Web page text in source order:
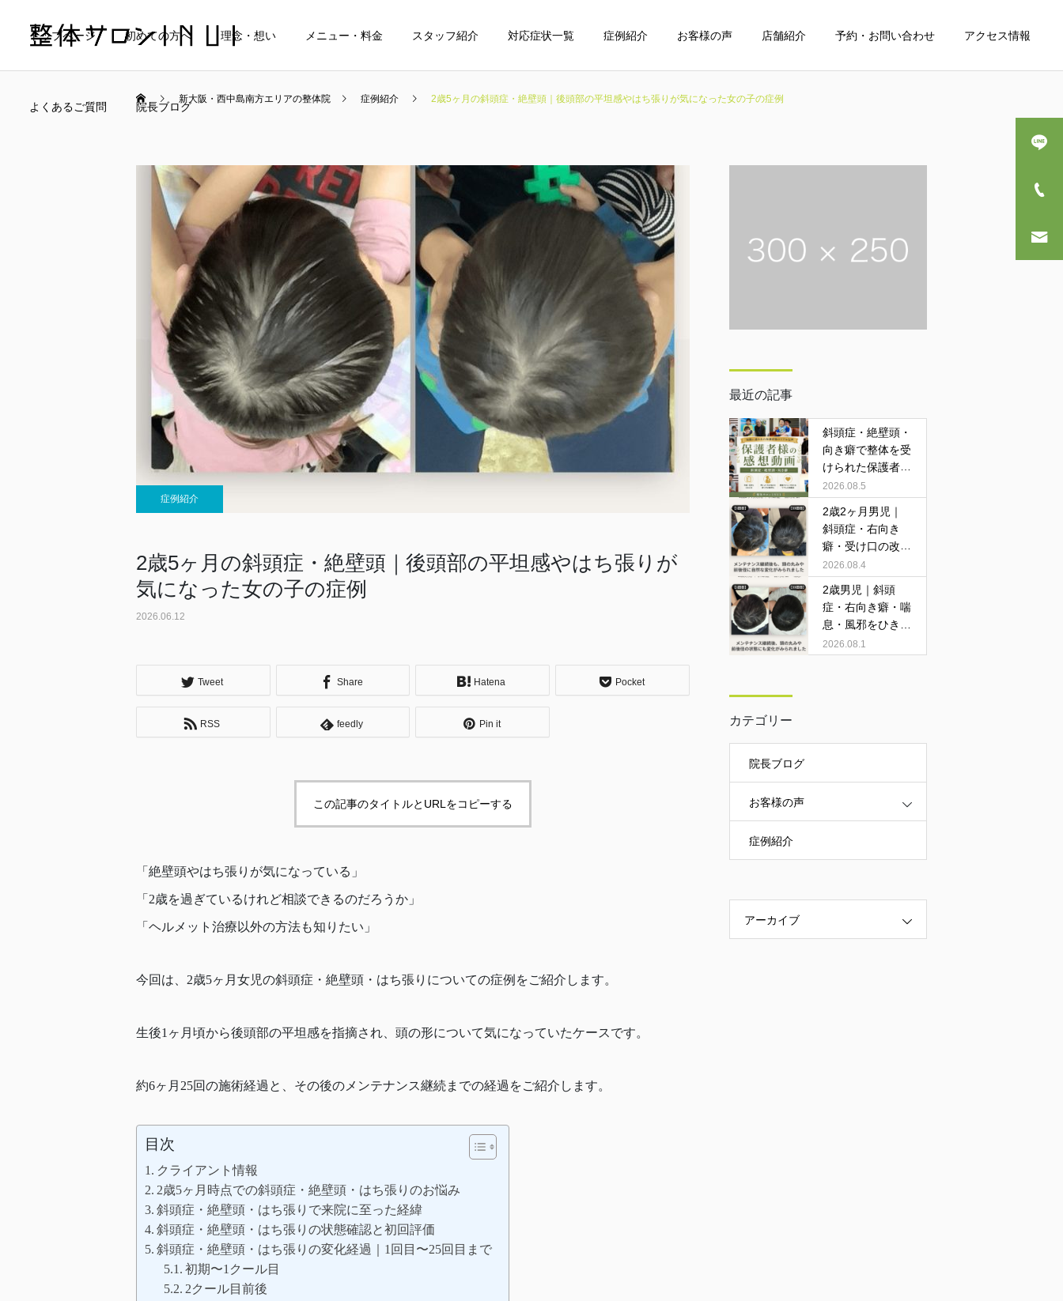
トップページ 初めての方へ 理念・想い メニュー・料金 スタッフ紹介 対応症状一覧 症例紹介 お客様の声 店舗紹介 予約・お問い合わせ アクセス情報
よくあるご質問 院長ブログ
当院の料金について 小児整体
マタニティケア
新大阪・西中島南方エリアの整体院 症例紹介 2歳5ヶ月の斜頭症・絶壁頭｜後頭部の平坦感やはち張りが気になった女の子の症例
症例紹介
2歳5ヶ月の斜頭症・絶壁頭｜後頭部の平坦感やはち張りが
気になった女の子の症例
2026.06.12
Tweet Share Hatena Pocket
RSS feedly Pin it
この記事のタイトルとURLをコピーする
「絶壁頭やはち張りが気になっている」
「2歳を過ぎているけれど相談できるのだろうか」
「ヘルメット治療以外の方法も知りたい」
今回は、2歳5ヶ月女児の斜頭症・絶壁頭・はち張りについての症例をご紹介します。
生後1ヶ月頃から後頭部の平坦感を指摘され、頭の形について気になっていたケースです。
約6ヶ月25回の施術経過と、その後のメンテナンス継続までの経過をご紹介します。
目次
クライアント情報
2歳5ヶ月時点での斜頭症・絶壁頭・はち張りのお悩み
斜頭症・絶壁頭・はち張りで来院に至った経緯
斜頭症・絶壁頭・はち張りの状態確認と初回評価
斜頭症・絶壁頭・はち張りの変化経過｜1回目〜25回目まで
初期〜1クール目
2クール目前後
最近の記事
斜頭症・絶壁頭・
向き癖で整体を受
けられた保護者様
の感想動画
2026.08.5
2歳2ヶ月男児｜
斜頭症・右向き
癖・受け口の改善
症例
2026.08.4
2歳男児｜斜頭
症・右向き癖・喘
息・風邪をひきや
すいお子さまの改
善症例
2026.08.1
カテゴリー
院長ブログ
お客様の声
症例紹介
アーカイブ